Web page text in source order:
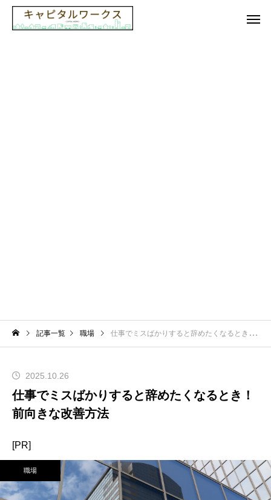
記事一覧 職場 仕事でミスばかりすると辞めたくなるとき！前向きな改善方法
2025.10.26
仕事でミスばかりすると辞めたくなるとき！
前向きな改善方法
[PR]
職場